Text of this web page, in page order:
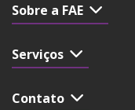
Sobre a FAE
Serviços
Contato